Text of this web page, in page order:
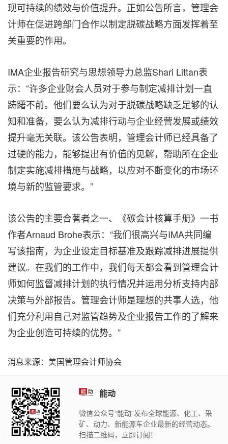
现可持续的绩效与价值提升。正如公告所言，管理会
计师在促进跨部门合作以制定脱碳战略方面发挥着至
关重要的作用。
IMA企业报告研究与思想领导力总监Shari Littan表
示：“许多企业财会人员对于参与制定减排计划一直
踌躇不前。他们要么认为对于脱碳战略缺乏足够的认
知和准备，要么认为减排行动与企业经营发展或绩效
提升毫无关联。该公告表明，管理会计师已经具备了
过硬的能力，能够提出有价值的见解，帮助所在企业
制定实施减排措施与战略，以应对不断变化的市场环
境与新的监管要求。”
该公告的主要合著者之一、《碳会计核算手册》一书
作者Arnaud Brohe表示：“我们很高兴与IMA共同编
写该指南，为企业设定目标基准及跟踪减排进展提供
建议。在我们的工作中，我们每天都会看到管理会计
师如何监督减排计划的执行情况并运用分析支持内部
决策与外部报告。管理会计师是理想的共事人选，他
们充分利用自己对监管趋势及企业报告工作的了解来
为企业创造可持续的优势。”
消息来源：美国管理会计师协会
能动
微信公众号“能动”发布全球能源、化工、采
矿、动力、新能源车企业最新的经营动态。
扫描二维码，立即订阅！